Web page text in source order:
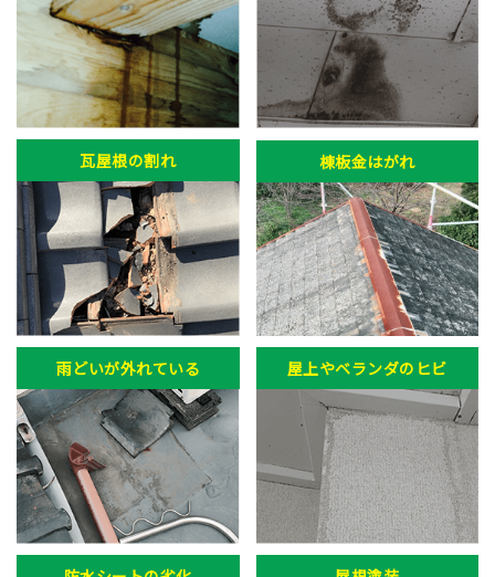
瓦屋根の割れ 棟板金はがれ
雨どいが外れている 屋上やベランダのヒビ